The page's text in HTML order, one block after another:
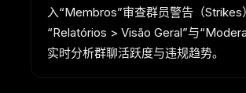
入“Membros”审查群员警告（Strikes
“Relatórios > Visão Geral”与
实时分析群聊活跃度与违规趋势。